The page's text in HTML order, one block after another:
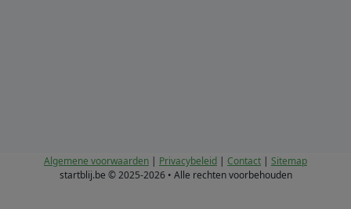
Algemene voorwaarden | Privacybeleid | Contact | Sitemap
startblij.be © 2025-2026 • Alle rechten voorbehouden